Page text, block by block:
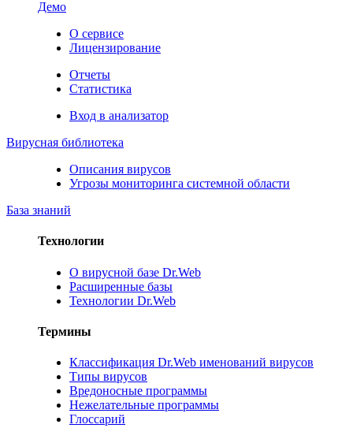
Демо
О сервисе
Лицензирование
Отчеты
Статистика
Вход в анализатор
Вирусная библиотека
Описания вирусов
Угрозы мониторинга системной области
База знаний
Технологии
О вирусной базе Dr.Web
Расширенные базы
Технологии Dr.Web
Термины
Классификация Dr.Web именований вирусов
Типы вирусов
Вредоносные программы
Нежелательные программы
Глоссарий